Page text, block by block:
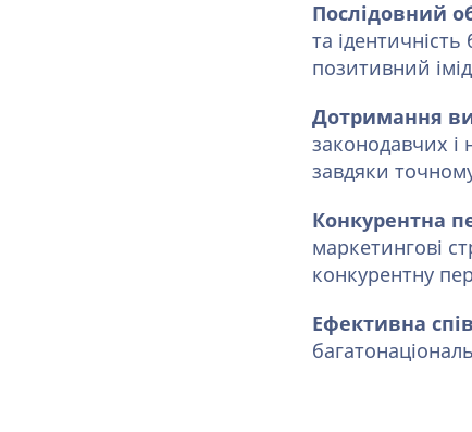
Послідовний
та
позитивний
Дотримання
законодавчих і
завдяки
Конкурентна
маркетингові
конкурентну
Ефективна